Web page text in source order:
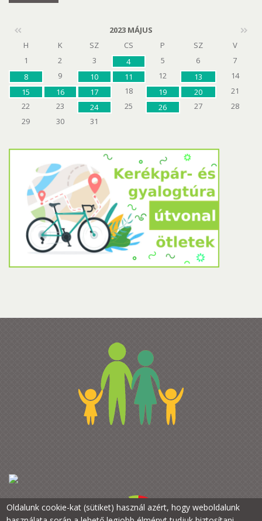
H K SZ CS P SZ
V
1
2 3 4 5 6
7
8
9 10 11 12 13
14
15
16 17 18 19 20
21
22
23 24 25 26 27
28
29
30 31
2023 MÁJUS
Oldalunk cookie-kat (sütiket) használ azért, hogy weboldalunk